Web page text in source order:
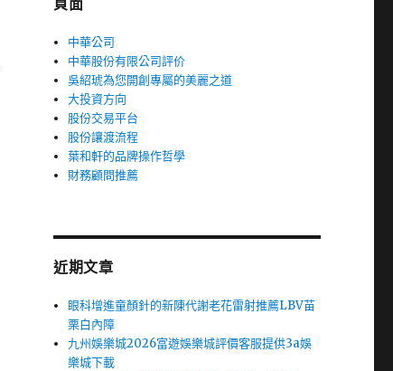
頁面
中華公司
中華股份有限公司評价
吳紹琥為您開創專屬的美麗之道
大投資方向
股份交易平台
股份讓渡流程
葉和軒的品牌操作哲學
財務顧問推薦
近期文章
眼科增進童顏針的新陳代謝老花雷射推薦LBV苗
栗白內障
九州娛樂城2026富遊娛樂城評價客服提供3a娛
樂城下載